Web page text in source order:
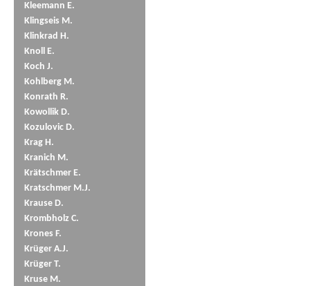
Kleemann E.
Klingseis M.
Klinkrad H.
Knoll E.
Koch J.
Kohlberg M.
Konrath R.
Kowollik D.
Kozulovic D.
Krag H.
Kranich M.
Krätschmer E.
Kratschmer M.J.
Krause D.
Krombholz C.
Krones F.
Krüger A.J.
Krüger T.
Kruse M.